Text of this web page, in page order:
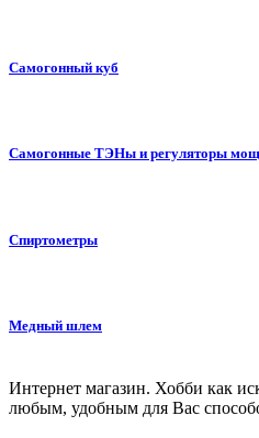
Самогонный куб
Самогонные ТЭНы и регуляторы
Спиртометры
Медный шлем
Интернет магазин. Хобби как
любым, удобным для Вас